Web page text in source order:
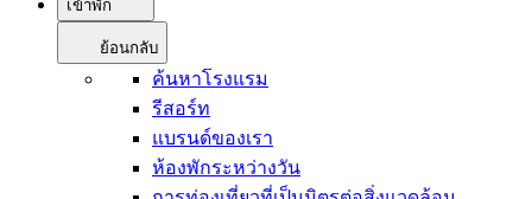
เข้าพัก
ย้อนกลับ
ค้นหาโรงแรม
รีสอร์ท
แบรนด์ของเรา
ห้องพักระหว่างวัน